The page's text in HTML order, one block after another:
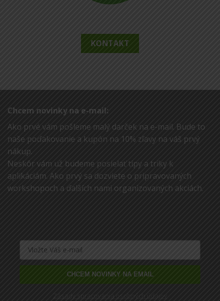
KONTAKT
Chcem novinky na e-mail:
Ako prvé vám pošleme malý darček na e-mail. Bude to
naše poďakovanie a kupón na 10% zľavy na váš prvý
nákup.
Neskôr vám už budeme posielať tipy a triky k
aplikáciám. Ako prvý sa dozviete o pripravovaných
workshopoch a ďalších nami organizovaných akciách.
CHCEM NOVINKY NA EMAIL
Zásady spracovania osobných údajov